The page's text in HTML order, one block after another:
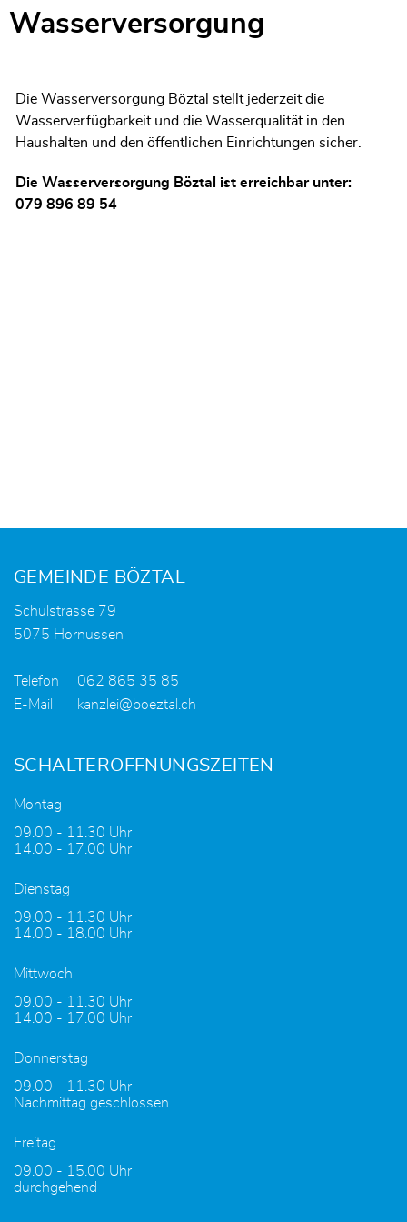
Wasserversorgung
Die Wasserversorgung Böztal stellt jederzeit die
Wasserverfügbarkeit und die Wasserqualität in den
Haushalten und den öffentlichen Einrichtungen sicher.
Die Wasserversorgung Böztal ist erreichbar unter:
079 896 89 54
Fusszeile
GEMEINDE BÖZTAL
Schulstrasse 79
5075 Hornussen
Telefon
062 865 35 85
E-Mail
kanzlei@boeztal.ch
SCHALTERÖFFNUNGSZEITEN
Montag
09.00 - 11.30 Uhr
14.00 - 17.00 Uhr
Dienstag
09.00 - 11.30 Uhr
14.00 - 18.00 Uhr
Mittwoch
09.00 - 11.30 Uhr
14.00 - 17.00 Uhr
Donnerstag
09.00 - 11.30 Uhr
Nachmittag geschlossen
Freitag
09.00 - 15.00 Uhr
durchgehend